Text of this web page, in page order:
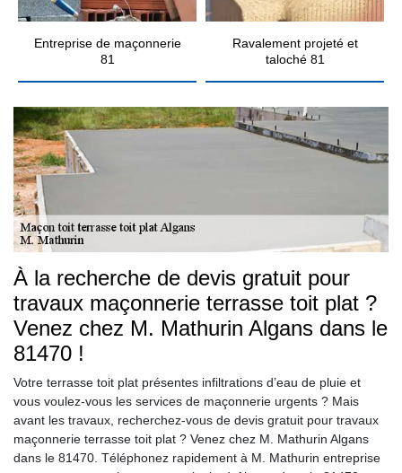
Entreprise de maçonnerie
81
Ravalement projeté et
taloché 81
À la recherche de devis gratuit pour
travaux maçonnerie terrasse toit plat ?
Venez chez M. Mathurin Algans dans le
81470 !
Votre terrasse toit plat présentes infiltrations d’eau de pluie et
vous voulez-vous les services de maçonnerie urgents ? Mais
avant les travaux, recherchez-vous de devis gratuit pour travaux
maçonnerie terrasse toit plat ? Venez chez M. Mathurin Algans
dans le 81470. Téléphonez rapidement à M. Mathurin entreprise